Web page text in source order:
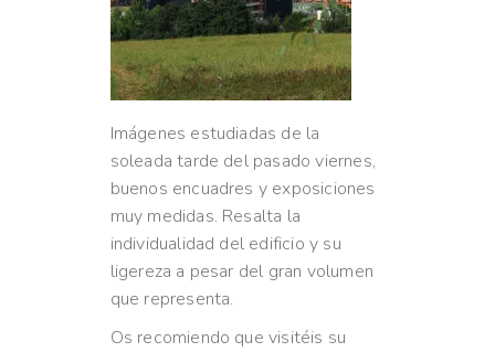
Imágenes estudiadas de la
soleada tarde del pasado viernes,
buenos encuadres y exposiciones
muy medidas. Resalta la
individualidad del edificio y su
ligereza a pesar del gran volumen
que representa.
Os recomiendo que visitéis su